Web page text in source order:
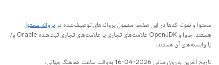
محتوا و نمونه کدها در این صفحه مشمول پروانه‌های توصیف‌شده در پروانه محتوا
هستند. جاوا و OpenJDK علامت‌های تجاری یا علامت‌های تجاری ثبت‌شده Oracle و/
یا وابسته‌های آن هستند.
تاریخ آخرین به‌روزرسانی 2026-04-16 به‌وقت ساعت هماهنگ جهانی.